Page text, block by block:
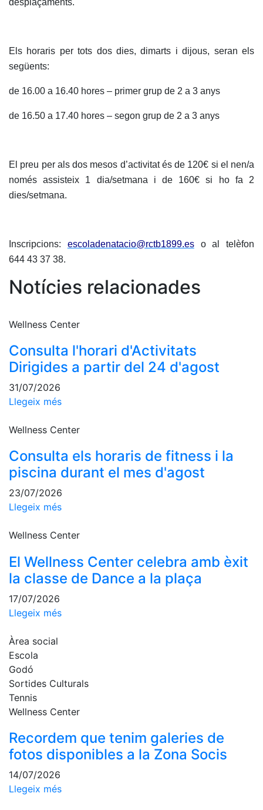
Serveis
Freqüents
(FAQs)
nosaltres
Àrea esportiva
Escola de
tennis
Next Gen
Llegendes
Jugadors
Competicions
Social de
Quadres
de Joc
Quadre
d'Honor
del
Campionat
Social
Fotos
Normativa
Escola de
Campionat
Social Pàdel
Quadres
de joc
d'Honor
Campionat
Normativa
Altres esports
Àrea social
Activitats
desplaçaments.
Els horaris per tots dos dies, dimarts i dijous, seran els
següents:
de 16.00 a 16.40 hores – primer grup de 2 a 3 anys
de 16.50 a 17.40 hores – segon grup de 2 a 3 anys
El preu per als dos mesos d’activitat és de 120€ si el nen/a
només assisteix 1 dia/setmana i de 160€ si ho fa 2
dies/setmana.
Inscripcions: escoladenatacio@rctb1899.eso al telèfon
644 43 37 38.
Notícies relacionades
Wellness Center
Consulta l'horari d'Activitats
Dirigides a partir del 24 d'agost
31/07/2026
Llegeix més
Wellness Center
Consulta els horaris de fitness i la
piscina durant el mes d'agost
23/07/2026
Llegeix més
Wellness Center
El Wellness Center celebra amb èxit
la classe de Dance a la plaça
17/07/2026
Llegeix més
Àrea social
Escola
Godó
Sortides Culturals
Tennis
Wellness Center
Recordem que tenim galeries de
fotos disponibles a la Zona Socis
14/07/2026
Llegeix més